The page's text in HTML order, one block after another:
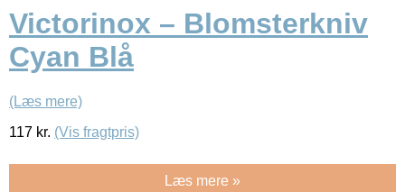
Victorinox – Blomsterkniv
Cyan Blå
(Læs mere)
117 kr. (Vis fragtpris)
Læs mere »